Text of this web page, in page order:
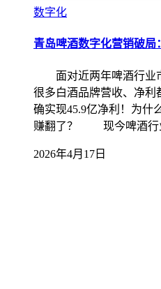
数字化
青岛啤酒数字化营销破局
面对近两年啤酒行业
很多白酒品牌营收、净利
确实现45.9亿净利！为什
赚翻了？ 现今啤酒行
2026年4月17日